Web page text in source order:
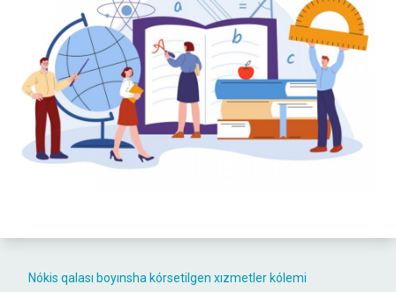
Nókis qalası boyınsha kórsetilgen xızmetler kólemi